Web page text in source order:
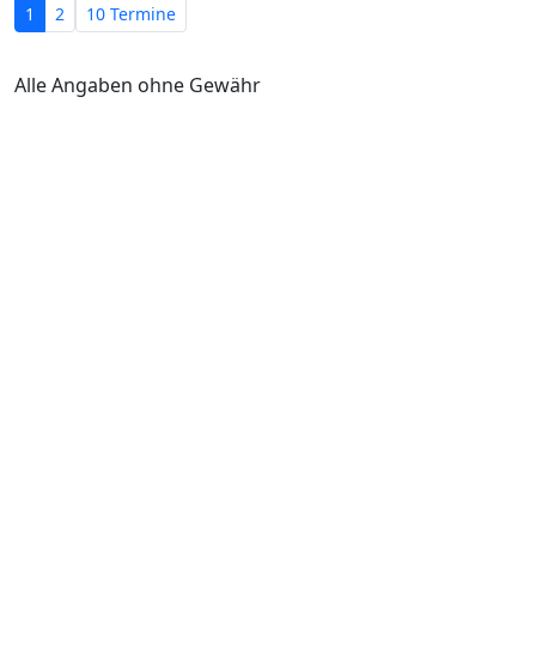
1 2 10 Termine
Alle Angaben ohne Gewähr